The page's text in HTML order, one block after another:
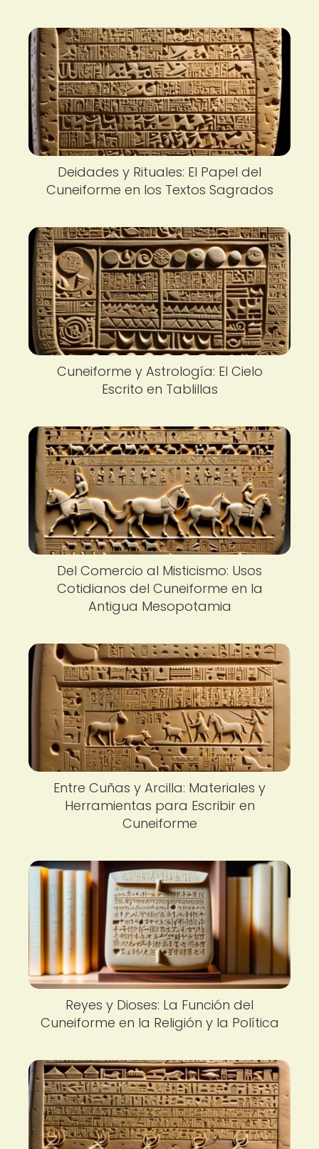
Deidades y Rituales: El Papel del
Cuneiforme en los Textos Sagrados
Cuneiforme y Astrología: El Cielo
Escrito en Tablillas
Del Comercio al Misticismo: Usos
Cotidianos del Cuneiforme en la
Antigua Mesopotamia
Entre Cuñas y Arcilla: Materiales y
Herramientas para Escribir en
Cuneiforme
Reyes y Dioses: La Función del
Cuneiforme en la Religión y la Política